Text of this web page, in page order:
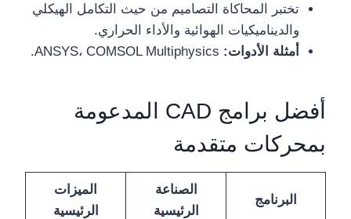
تختبر المحاكاة التصاميم من حيث التكامل الهيكلي
والديناميكيات الهوائية والأداء الحراري.
أمثلة الأدوات:
أفضل برامج CAD المدعومة
بمحركات متقدمة
البرنامج
الصناعة
الرئيسية
الميزات
الرئيسية